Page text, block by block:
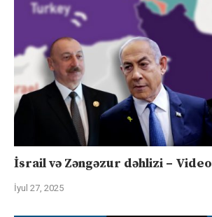
İsrail və Zəngəzur dəhlizi – Video
İyul 27, 2025